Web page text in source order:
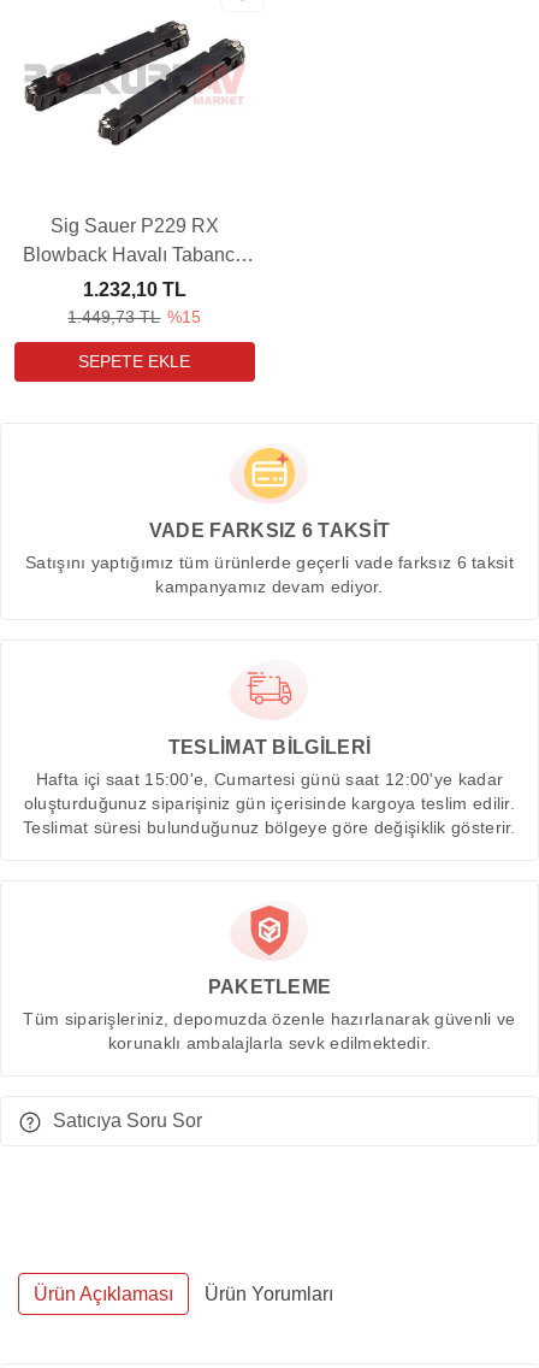
Sig Sauer P229 RX
Blowback Havalı Tabanca
Yedek Şarjörü (2 Adet)
1.449,73 TL %15
1.232,10 TL
VADE FARKSIZ 6 TAKSİT
Satışını yaptığımız tüm ürünlerde geçerli vade farksız 6 taksit
kampanyamız devam ediyor.
TESLİMAT BİLGİLERİ
Hafta içi saat 15:00'e, Cumartesi günü saat 12:00'ye kadar
oluşturduğunuz siparişiniz gün içerisinde kargoya teslim edilir.
Teslimat süresi bulunduğunuz bölgeye göre değişiklik gösterir.
PAKETLEME
Tüm siparişleriniz, depomuzda özenle hazırlanarak güvenli ve
korunaklı ambalajlarla sevk edilmektedir.
Satıcıya Soru Sor
Ürün Açıklaması Ürün Yorumları